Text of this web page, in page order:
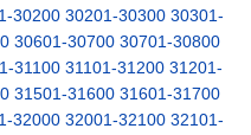
30200 30201-30300 30301-
30601-30700 30701-30800
31100 31101-31200 31201-
31501-31600 31601-31700
32000 32001-32100 32101-